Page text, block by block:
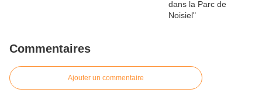
Commentaires
Ajouter un commentaire